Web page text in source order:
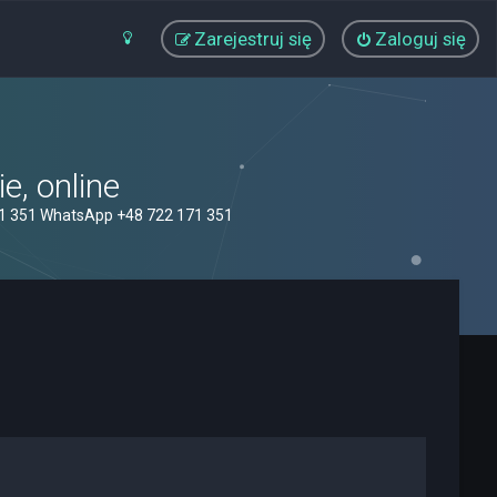
Zaloguj się
Zarejestruj się
online
351 WhatsApp +48 722 171 351